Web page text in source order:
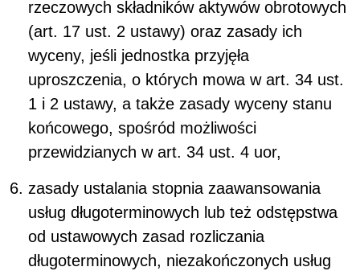
rzeczowych składników aktywów obrotowych
(art. 17 ust. 2 ustawy) oraz zasady ich
wyceny, jeśli jednostka przyjęła
uproszczenia, o których mowa w art. 34 ust.
1 i 2 ustawy, a także zasady wyceny stanu
końcowego, spośród możliwości
przewidzianych w art. 34 ust. 4 uor,
zasady ustalania stopnia zaawansowania
usług długoterminowych lub też odstępstwa
od ustawowych zasad rozliczania
długoterminowych, niezakończonych usług